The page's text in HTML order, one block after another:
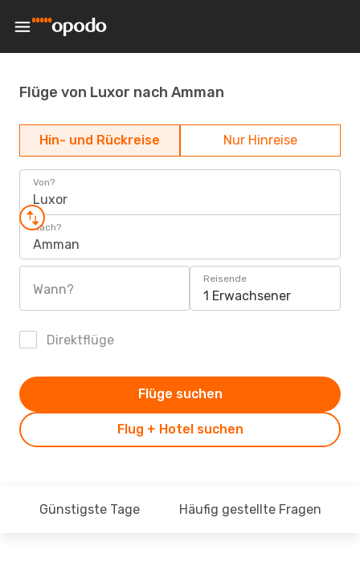
Flüge von Luxor nach Amman
Hin- und Rückreise Nur Hinreise
Von?
Luxor
Nach?
Amman
Wann?
Reisende
1 Erwachsener
Direktflüge
Flug + Hotel suchen
Flüge suchen
Günstigste Tage Häufig gestellte Fragen